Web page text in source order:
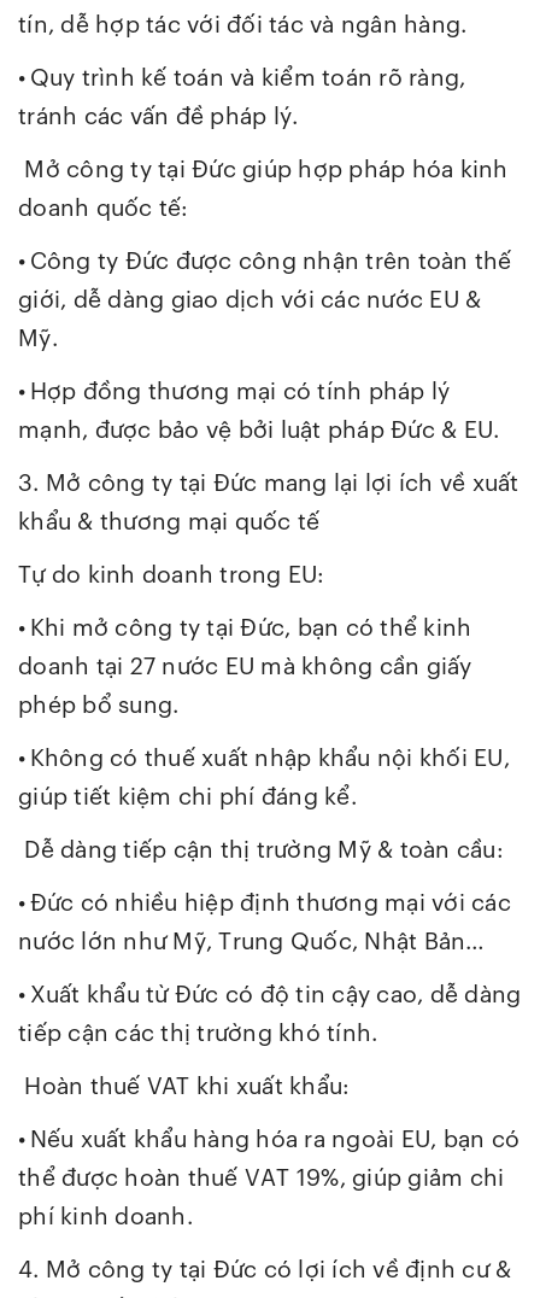
tín, dễ hợp tác với đối tác và ngân hàng.
• Quy trình kế toán và kiểm toán rõ ràng,
tránh các vấn đề pháp lý.
Mở công ty tại Đức giúp hợp pháp hóa kinh
doanh quốc tế:
• Công ty Đức được công nhận trên toàn thế
giới, dễ dàng giao dịch với các nước EU &
Mỹ.
• Hợp đồng thương mại có tính pháp lý
mạnh, được bảo vệ bởi luật pháp Đức & EU.
3. Mở công ty tại Đức mang lại lợi ích về xuất
khẩu & thương mại quốc tế
Tự do kinh doanh trong EU:
• Khi mở công ty tại Đức, bạn có thể kinh
doanh tại 27 nước EU mà không cần giấy
phép bổ sung.
• Không có thuế xuất nhập khẩu nội khối EU,
giúp tiết kiệm chi phí đáng kể.
Dễ dàng tiếp cận thị trường Mỹ & toàn cầu:
• Đức có nhiều hiệp định thương mại với các
nước lớn như Mỹ, Trung Quốc, Nhật Bản…
• Xuất khẩu từ Đức có độ tin cậy cao, dễ dàng
tiếp cận các thị trường khó tính.
Hoàn thuế VAT khi xuất khẩu:
• Nếu xuất khẩu hàng hóa ra ngoài EU, bạn có
thể được hoàn thuế VAT 19%, giúp giảm chi
phí kinh doanh.
4. Mở công ty tại Đức có
lợi ích về định cư &